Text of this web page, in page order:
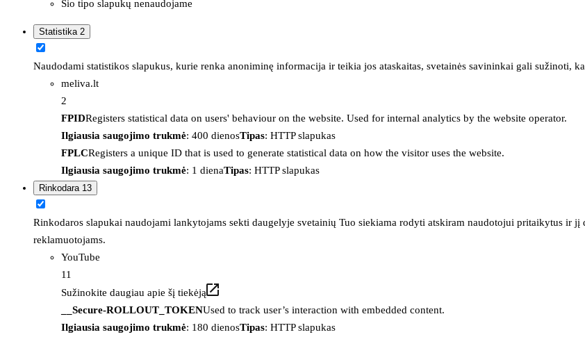
Šio tipo slapukų nenaudojame
Statistika 2
Naudodami statistikos slapukus, kurie renka anoniminę informacija ir teikia jos ataskaitas, svetainės savininkai gali sužinoti,
meliva.lt
2
FPIDRegisters statistical data on users' behaviour on the website. Used for internal analytics by the website operator.
Ilgiausia saugojimo trukmė: 400 dienosTipas: HTTP slapukas
FPLCRegisters a unique ID that is used to generate statistical data on how the visitor uses the website.
Ilgiausia saugojimo trukmė: 1 dienaTipas: HTTP slapukas
Rinkodara 13
Rinkodaros slapukai naudojami lankytojams sekti daugelyje svetainių Tuo siekiama rodyti atskiram naudotojui pritaikytus ir
reklamuotojams.
YouTube
11
Sužinokite daugiau apie šį tiekėją
__Secure-ROLLOUT_TOKENUsed to track user’s interaction with embedded content.
Ilgiausia saugojimo trukmė: 180 dienosTipas: HTTP slapukas